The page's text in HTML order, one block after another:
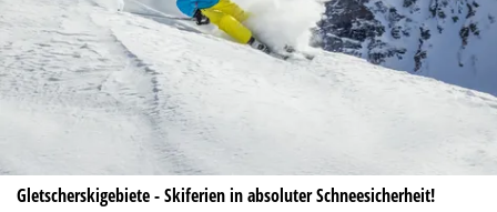
Gletscherskigebiete - Skiferien in absoluter Schneesicherheit!